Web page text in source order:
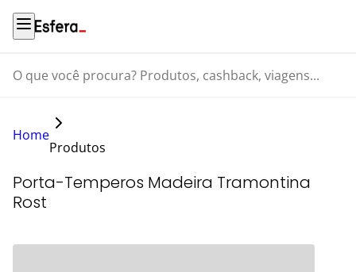
O que você procura? Produtos, cashback, viagens...
Home
Produtos
Porta-Temperos Madeira Tramontina
Rost